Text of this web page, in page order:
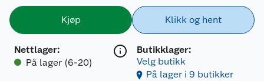
Kjøp
Nettlager:
På lager (6-20)
Klikk og hent
Butikklager:
Velg butikk
På lager i 9 butikker